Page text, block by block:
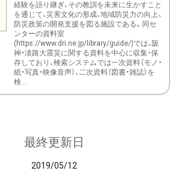
経験を語り継ぎ、その教訓を未来に生かすこと
を通じて、災害文化の形成、地域防災力の向上、
防災政策の開発支援を図る施設である。同セ
ンターの資料室
(https://www.dri.ne.jp/library/guide/)では、阪
神・淡路大震災に関する資料を中心に収集・保
存しており、検索システムでは一次資料（モノ・
紙・写真・映像音声）、二次資料（図書・雑誌）を
検...
最終更新日
2019/05/12